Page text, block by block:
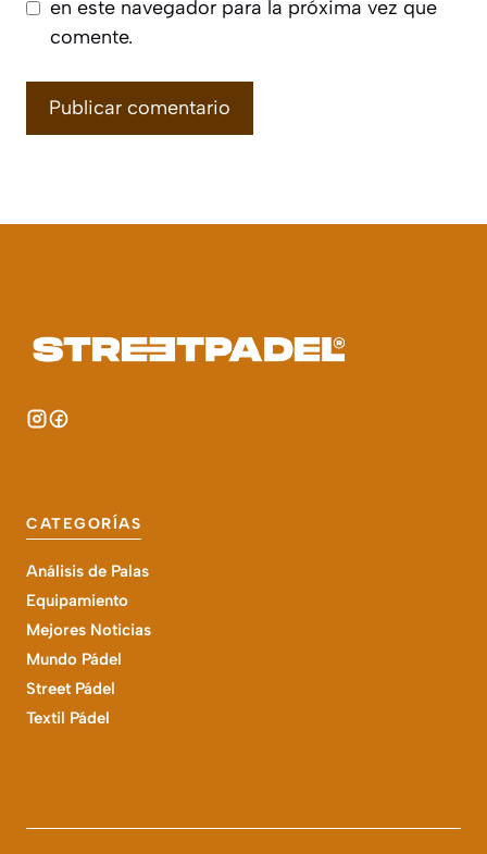
en este navegador para la próxima vez que
comente.
CATEGORÍAS
Análisis de Palas
Equipamiento
Mejores Noticias
Mundo Pádel
Street Pádel
Textil Pádel